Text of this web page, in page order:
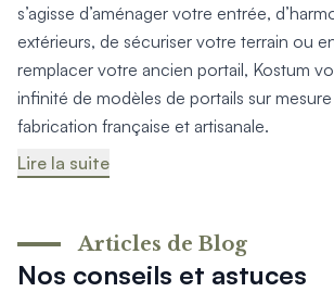
s’agisse d’aménager votre entrée,
extérieurs, de sécuriser votre terrain ou
remplacer votre ancien portail, Kostum
infinité de modèles de portails sur mesure
fabrication française et artisanale.
Lire la suite
Nos conseils et astuces
Articles de Blog